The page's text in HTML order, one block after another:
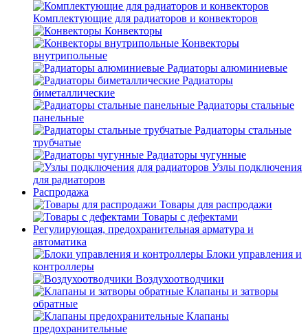
Комплектующие для радиаторов и конвекторов
Конвекторы
Конвекторы
внутрипольные
Радиаторы алюминиевые
Радиаторы
биметаллические
Радиаторы стальные
панельные
Радиаторы стальные
трубчатые
Радиаторы чугунные
Узлы подключения
для радиаторов
Распродажа
Товары для распродажи
Товары с дефектами
Регулирующая, предохранительная арматура и
автоматика
Блоки управления и
контроллеры
Воздухоотводчики
Клапаны и затворы
обратные
Клапаны
предохранительные